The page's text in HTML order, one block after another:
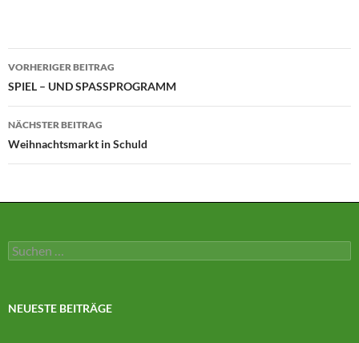
Beitragsnavigation
VORHERIGER BEITRAG
SPIEL – UND SPASSPROGRAMM
NÄCHSTER BEITRAG
Weihnachtsmarkt in Schuld
Suchen
nach:
NEUESTE BEITRÄGE